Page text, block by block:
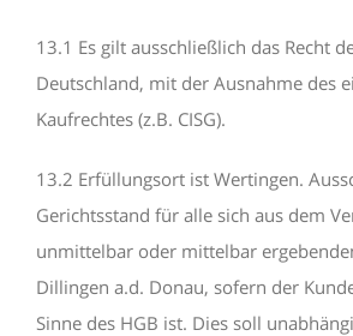
13.1 Es gilt ausschließlich das Recht
Deutschland, mit der Ausnahme des
Kaufrechtes (z.B. CISG).
13.2 Erfüllungsort ist Wertingen.
Gerichtsstand für alle sich aus dem
unmittelbar oder mittelbar
Dillingen a.d. Donau, sofern der
Sinne des HGB ist. Dies soll